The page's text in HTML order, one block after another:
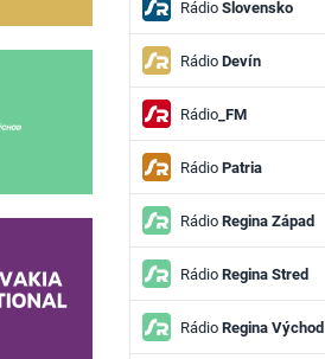
RádioSlovensko
RádioDevín
Rádio_FM
RádioPatria
RádioRegina Západ
RádioRegina Stred
RádioRegina Východ